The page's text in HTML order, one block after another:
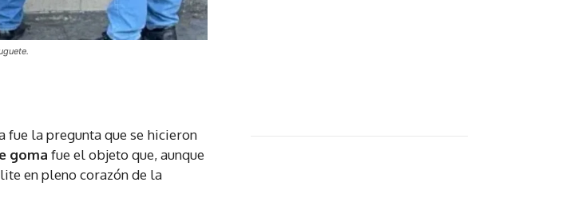
fue la pregunta que se hicieron
goma fue el objeto que, aunque
en pleno corazón de la